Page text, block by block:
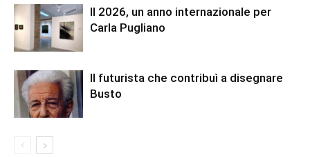
Il 2026, un anno internazionale per
Carla Pugliano
Il futurista che contribuì a disegnare
Busto